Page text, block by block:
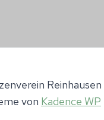
Reinhausen
von Kadence WP